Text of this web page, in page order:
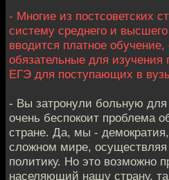
- Многие из постсоветских
систему среднего и
вводится платное
обязательные для изучения
ЕГЭ для поступающих в
- Вы затронули больную
очень беспокоит проблема
стране. Да, мы -
сложном мире,
политику. Но это возможно
населяющий нашу страну,